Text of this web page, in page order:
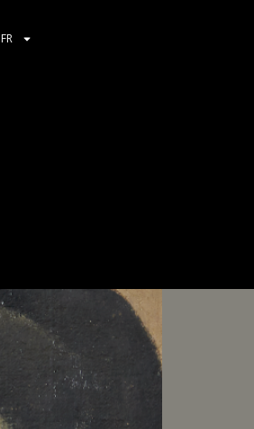
FR